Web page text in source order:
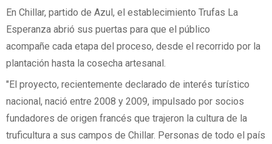
En Chillar, partido de Azul, el establecimiento Trufas La
Esperanza abrió sus puertas para que el público
acompañe cada etapa del proceso, desde el recorrido por la
plantación hasta la cosecha artesanal.
"El proyecto, recientemente declarado de interés turístico
nacional, nació entre 2008 y 2009, impulsado por socios
fundadores de origen francés que trajeron la cultura de la
truficultura a sus campos de Chillar. Personas de todo el país